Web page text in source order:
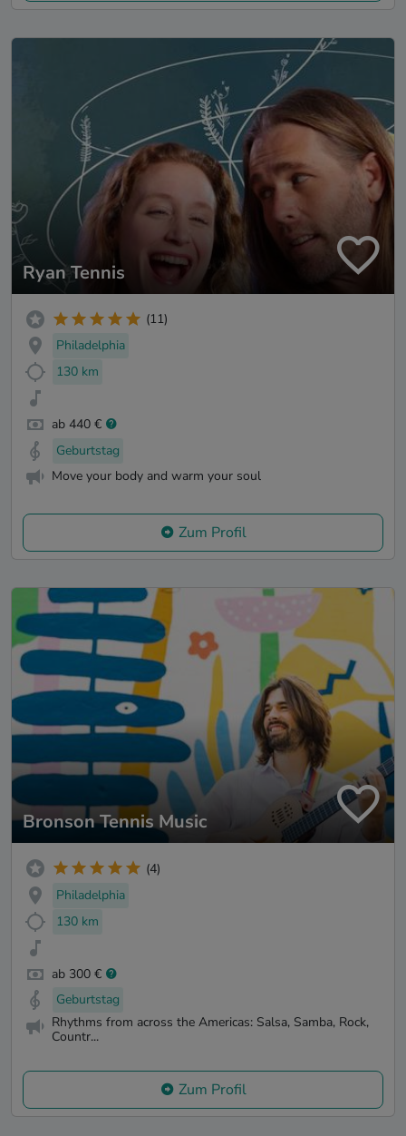
Ryan Tennis
(11)
Philadelphia
130 km
ab 440 €
Geburtstag
Move your body and warm your soul
Zum Profil
Bronson Tennis Music
(4)
Philadelphia
130 km
ab 300 €
Geburtstag
Rhythms from across the Americas: Salsa, Samba, Rock,
Countr...
Zum Profil